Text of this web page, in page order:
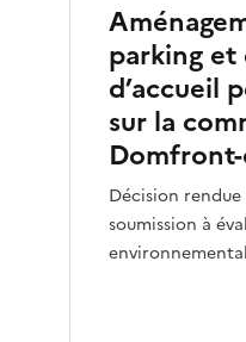
parking et
d’accueil
sur la
Domfront-
Décision rendue
soumission à